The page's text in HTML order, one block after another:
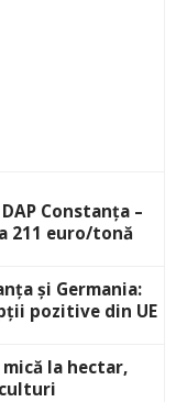
Constanța –
211 euro/tonă
și Germania:
pozitive din UE
mică la hectar,